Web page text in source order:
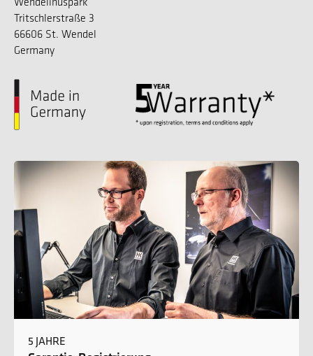
Tritschlerstraße 3
66606 St. Wendel
Germany
5 JAHRE